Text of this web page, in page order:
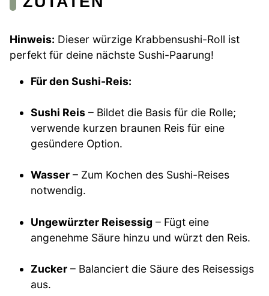
Hinweis: Dieser würzige Krabbensushi-Roll ist
perfekt für deine nächste Sushi-Paarung!
Für den Sushi-Reis:
Sushi Reis – Bildet die Basis für die Rolle;
verwende kurzen braunen Reis für eine
gesündere Option.
Wasser – Zum Kochen des Sushi-Reises
notwendig.
Ungewürzter Reisessig – Fügt eine
angenehme Säure hinzu und würzt den Reis.
Zucker – Balanciert die Säure des Reisessigs
aus.